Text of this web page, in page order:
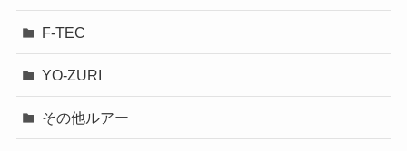
F-TEC
YO-ZURI
その他ルアー